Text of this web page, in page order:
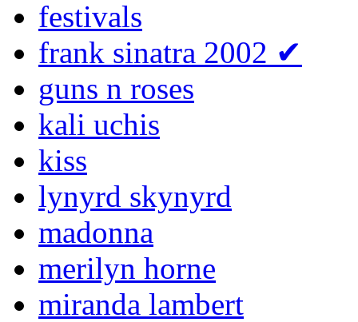
festivals
frank sinatra 2002 ✔
guns n roses
kali uchis
kiss
lynyrd skynyrd
madonna
merilyn horne
miranda lambert